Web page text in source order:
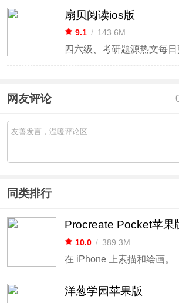
扇贝阅读ios版
9.1 / 143.6M
四六级、考研题源热文每
网友评论
同类排行
Procreate Pocket苹果
10.0 / 389.3M
在 iPhone 上素描和绘画。
洋葱学园苹果版